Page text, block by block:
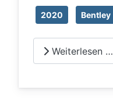
2020 Bentley
Weiterlesen …